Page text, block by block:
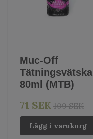
Muc-Off
Tätningsvätska
80ml (MTB)
71 SEK 109 SEK
Lägg i varukorg